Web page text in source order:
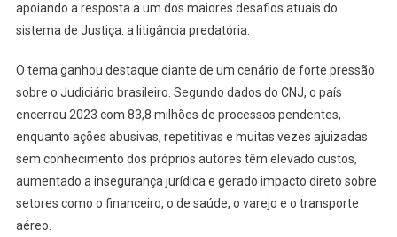
apoiando a resposta a um dos maiores desafios atuais do
sistema de Justiça: a litigância predatória.
O tema ganhou destaque diante de um cenário de forte pressão
sobre o Judiciário brasileiro. Segundo dados do CNJ, o país
encerrou 2023 com 83,8 milhões de processos pendentes,
enquanto ações abusivas, repetitivas e muitas vezes ajuizadas
sem conhecimento dos próprios autores têm elevado custos,
aumentado a insegurança jurídica e gerado impacto direto sobre
setores como o financeiro, o de saúde, o varejo e o transporte
aéreo.